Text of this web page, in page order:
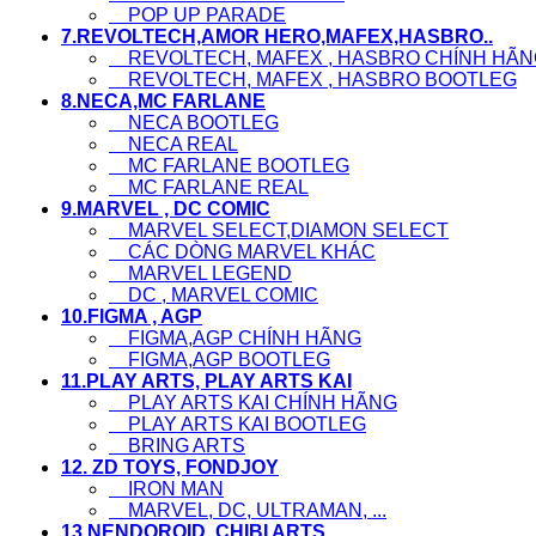
POP UP PARADE
7.REVOLTECH,AMOR HERO,MAFEX,HASBRO..
REVOLTECH, MAFEX , HASBRO CHÍNH
REVOLTECH, MAFEX , HASBRO BOOTLEG
8.NECA,MC FARLANE
NECA BOOTLEG
NECA REAL
MC FARLANE BOOTLEG
MC FARLANE REAL
9.MARVEL , DC COMIC
MARVEL SELECT,DIAMON SELECT
CÁC DÒNG MARVEL KHÁC
MARVEL LEGEND
DC , MARVEL COMIC
10.FIGMA , AGP
FIGMA,AGP CHÍNH HÃNG
FIGMA,AGP BOOTLEG
11.PLAY ARTS, PLAY ARTS KAI
PLAY ARTS KAI CHÍNH HÃNG
PLAY ARTS KAI BOOTLEG
BRING ARTS
12. ZD TOYS, FONDJOY
IRON MAN
MARVEL, DC, ULTRAMAN, ...